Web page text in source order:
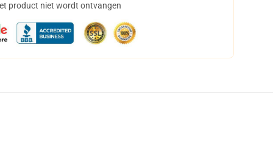
product niet wordt ontvangen